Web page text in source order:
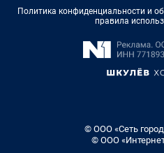
Политика конфиденциальности и
правила
© ООО «Сеть
© ООО